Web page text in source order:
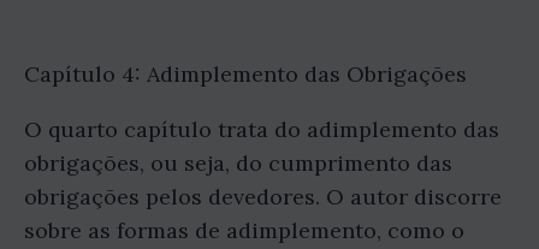
Capítulo 4: Adimplemento das Obrigações
O quarto capítulo trata do adimplemento das
obrigações, ou seja, do cumprimento das
obrigações pelos devedores. O autor discorre
sobre as formas de adimplemento, como o